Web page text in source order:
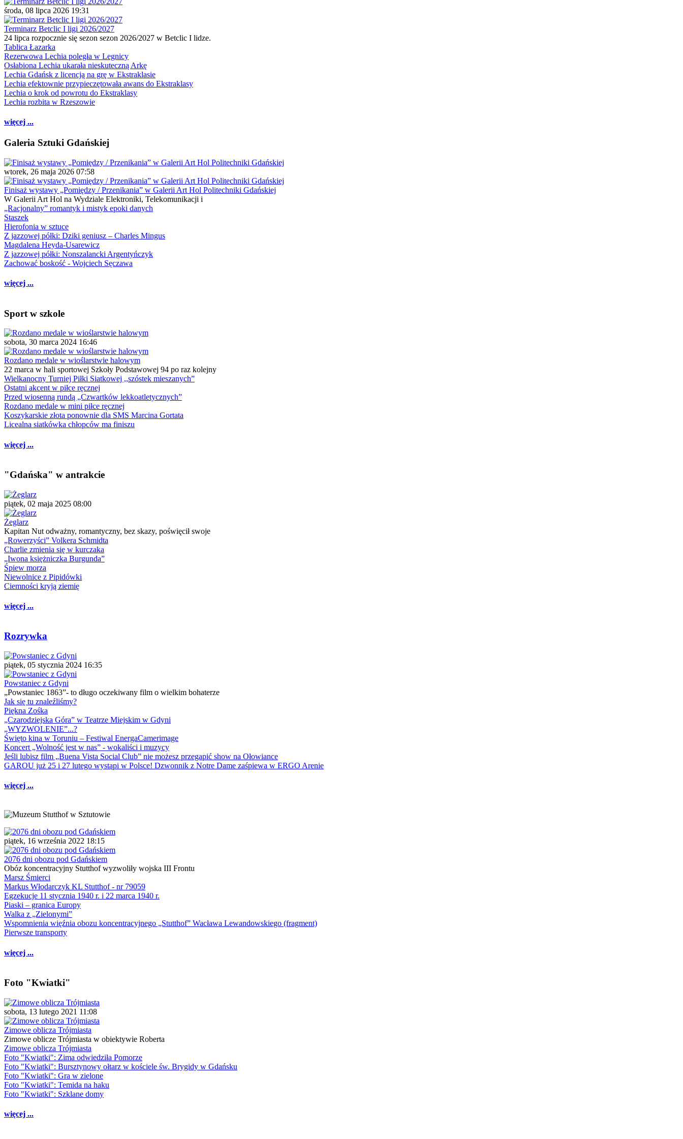
środa, 08 lipca 2026 19:31
Terminarz Betclic I ligi 2026/2027
24 lipca rozpocznie się sezon sezon 2026/2027 w Betclic I lidze.
Tablica Łazarka
Rezerwowa Lechia poległa w Legnicy
Osłabiona Lechia ukarała nieskuteczną Arkę
Lechia Gdańsk z licencją na grę w Ekstraklasie
Lechia efektownie przypieczętowała awans do Ekstraklasy
Lechia o krok od powrotu do Ekstraklasy
Lechia rozbita w Rzeszowie
więcej ...
Galeria Sztuki Gdańskiej
wtorek, 26 maja 2026 07:58
Finisaż wystawy „Pomiędzy / Przenikania” w Galerii Art Hol Politechniki Gdańskiej
W Galerii Art Hol na Wydziale Elektroniki, Telekomunikacji i
„Racjonalny” romantyk i mistyk epoki danych
Staszek
Hierofonia w sztuce
Z jazzowej półki: Dziki geniusz – Charles Mingus
Magdalena Heyda-Usarewicz
Z jazzowej półki: Nonszalancki Argentyńczyk
Zachować boskość - Wojciech Sęczawa
więcej ...
Sport w szkole
sobota, 30 marca 2024 16:46
Rozdano medale w wioślarstwie halowym
22 marca w hali sportowej Szkoły Podstawowej 94 po raz kolejny
Wielkanocny Turniej Piłki Siatkowej ,,szóstek mieszanych”
Ostatni akcent w piłce ręcznej
Przed wiosenną rundą „Czwartków lekkoatletycznych”
Rozdano medale w mini piłce ręcznej
Koszykarskie złota ponownie dla SMS Marcina Gortata
Licealna siatkówka chłopców ma finiszu
więcej ...
"Gdańska" w antrakcie
piątek, 02 maja 2025 08:00
Żeglarz
Kapitan Nut odważny, romantyczny, bez skazy, poświęcił swoje
„Rowerzyści” Volkera Schmidta
Charlie zmienia się w kurczaka
„Iwona księżniczka Burgunda”
Śpiew morza
Niewolnice z Pipidówki
Ciemności kryją ziemię
więcej ...
Rozrywka
piątek, 05 stycznia 2024 16:35
Powstaniec z Gdyni
„Powstaniec 1863”- to długo oczekiwany film o wielkim bohaterze
Jak się tu znaleźliśmy?
Piękna Zośka
„Czarodziejska Góra” w Teatrze Miejskim w Gdyni
„WYZWOLENIE”...?
Święto kina w Toruniu – Festiwal EnergaCamerimage
Koncert „Wolność jest w nas” - wokaliści i muzycy
Jeśli lubisz film „Buena Vista Social Club” nie możesz przegapić show na Ołowiance
GAROU już 25 i 27 lutego wystąpi w Polsce! Dzwonnik z Notre Dame zaśpiewa w ERGO Arenie
więcej ...
piątek, 16 września 2022 18:15
2076 dni obozu pod Gdańskiem
Obóz koncentracyjny Stutthof wyzwoliły wojska III Frontu
Marsz Śmierci
Markus Włodarczyk KL Stutthof - nr 79059
Egzekucje 11 stycznia 1940 r. i 22 marca 1940 r.
Piaski – granica Europy
Walka z „Zielonymi”
Wspomnienia więźnia obozu koncentracyjnego „Stutthof” Wacława Lewandowskiego (fragment)
Pierwsze transporty
więcej ...
Foto "Kwiatki"
sobota, 13 lutego 2021 11:08
Zimowe oblicza Trójmiasta
Zimowe oblicze Trójmiasta w obiektywie Roberta
Zimowe oblicza Trójmiasta
Foto "Kwiatki": Zima odwiedziła Pomorze
Foto "Kwiatki": Bursztynowy ołtarz w kościele św. Brygidy w Gdańsku
Foto "Kwiatki": Gra w zielone
Foto "Kwiatki": Temida na haku
Foto "Kwiatki": Szklane domy
więcej ...